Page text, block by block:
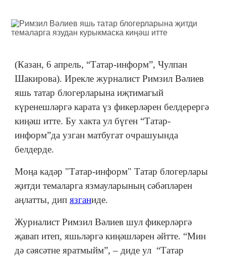
(Казан, 6 апрель, “Татар-информ”, Чулпан
Шакирова). Ирекле журналист Римзил Вәлиев
яшь татар блогерларына иҗтимагый
күренешләргә карата үз фикерләрен белдерергә
киңәш итте. Бу хакта ул бүген “Татар-
информ”да узган матбугат очрашуында
белдерде.
Моңа кадәр "Татар-информ" Татар блогерлары
җитди темаларга язмауларының сәбәпләрен
аңлатты, дип язганиде.
Журналист Римзил Вәлиев шул фикерләргә
җавап итеп, яшьләргә киңәшләрен әйтте. “Мин
дә сәясәтне яратмыйм”, – диде ул “Татар